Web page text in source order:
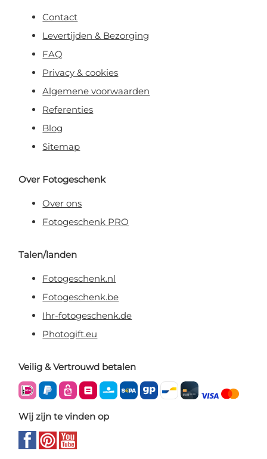
Contact
Levertijden & Bezorging
FAQ
Privacy & cookies
Algemene voorwaarden
Referenties
Blog
Sitemap
Over Fotogeschenk
Over ons
Fotogeschenk PRO
Talen/landen
Fotogeschenk.nl
Fotogeschenk.be
Ihr-fotogeschenk.de
Photogift.eu
Veilig & Vertrouwd betalen
Wij zijn te vinden op